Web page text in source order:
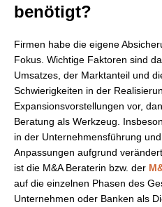
benötigt?
Firmen habe die eigene
Fokus. Wichtige Faktoren sind
Umsatzes, der Marktanteil und
Schwierigkeiten in der
Expansionsvorstellungen vor,
Beratung als Werkzeug.
in der Unternehmensführung
Anpassungen aufgrund
ist die M&A Beraterin bzw. der
auf die einzelnen Phasen des
Unternehmen oder Banken als